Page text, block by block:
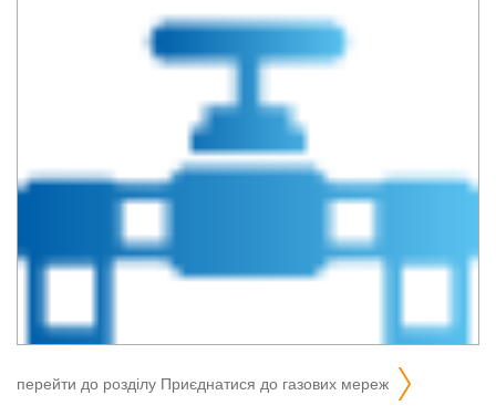
перейти до розділу приєднатися до газових мереж